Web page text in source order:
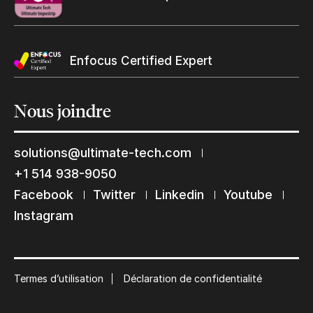
Enfocus Certified Expert
Nousjoindre
solutions@ultimate-tech.com
+1 514 938-9050
Facebook
Twitter Linkedin
Youtube
Instagram
Termes d’utilisation Déclaration de confidentialité
Restons en contact